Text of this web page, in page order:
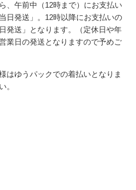
、午前中（12時まで）にお支払い
日発送」。12時以降にお支払いの
発送」となります。（定休日や年
業日の発送となりますので予めご
はゆうパックでの着払いとなりま
。